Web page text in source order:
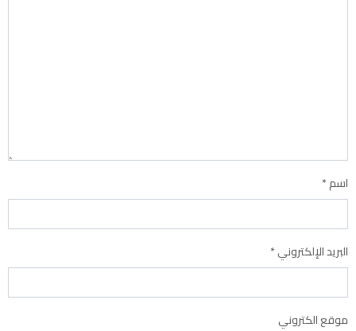
اسم*
البريد الإلكتروني*
موقع الكتروني